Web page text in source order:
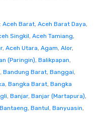
Aceh Barat, Aceh Barat Daya,
Singkil, Aceh Tamiang,
, Aceh Utara, Agam, Alor,
(Paringin), Balikpapan,
, Bandung Barat, Banggai,
, Bangka Barat, Bangka
, Banjar, Banjar (Martapura),
Bantaeng, Bantul, Banyuasin,